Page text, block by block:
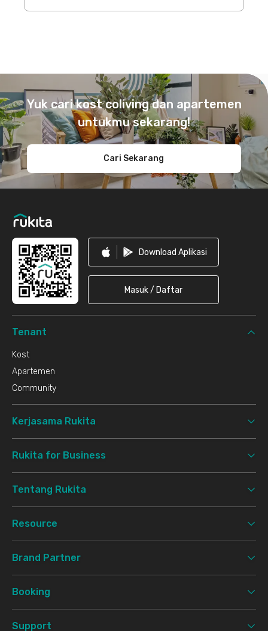
Yuk cari kost coliving dan apartemen
untukmu sekarang!
Cari Sekarang
Download Aplikasi
Masuk / Daftar
Tenant
Kost
Apartemen
Community
Kerjasama Rukita
Rukita for Business
Tentang Rukita
Resource
Brand Partner
Booking
Support